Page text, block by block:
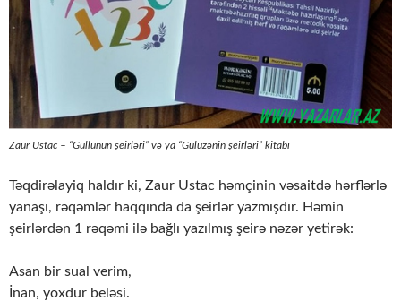
Zaur Ustac – “Güllünün şeirləri” və ya “Gülüzənin şeirləri” kitabı
Təqdirəlayiq haldır ki, Zaur Ustac həmçinin vəsaitdə hərflərlə
yanaşı, rəqəmlər haqqında da şeirlər yazmışdır. Həmin
şeirlərdən 1 rəqəmi ilə bağlı yazılmış şeirə nəzər yetirək:
Asan bir sual verim,
İnan, yoxdur beləsi.